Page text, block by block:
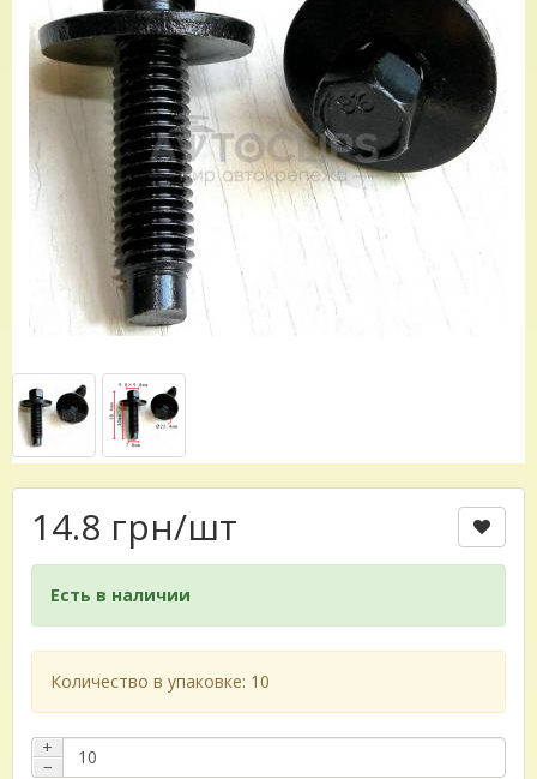
14.8 грн/шт
Есть в наличии
Количество в упаковке: 10
+
−